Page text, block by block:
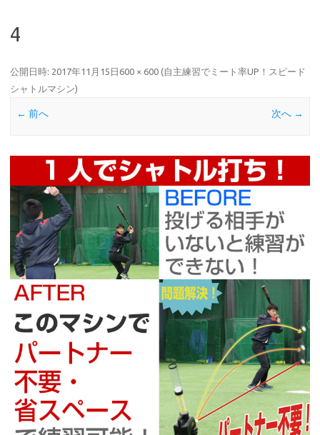
4
公開日時: 2017年11月15日 600 × 600 (自主練習でミート率UP！スピード
シャトルマシン)
← 前へ 次へ →